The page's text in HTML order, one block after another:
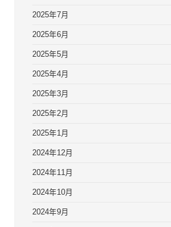
2025年7月
2025年6月
2025年5月
2025年4月
2025年3月
2025年2月
2025年1月
2024年12月
2024年11月
2024年10月
2024年9月